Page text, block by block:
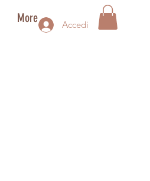
Accedi
More